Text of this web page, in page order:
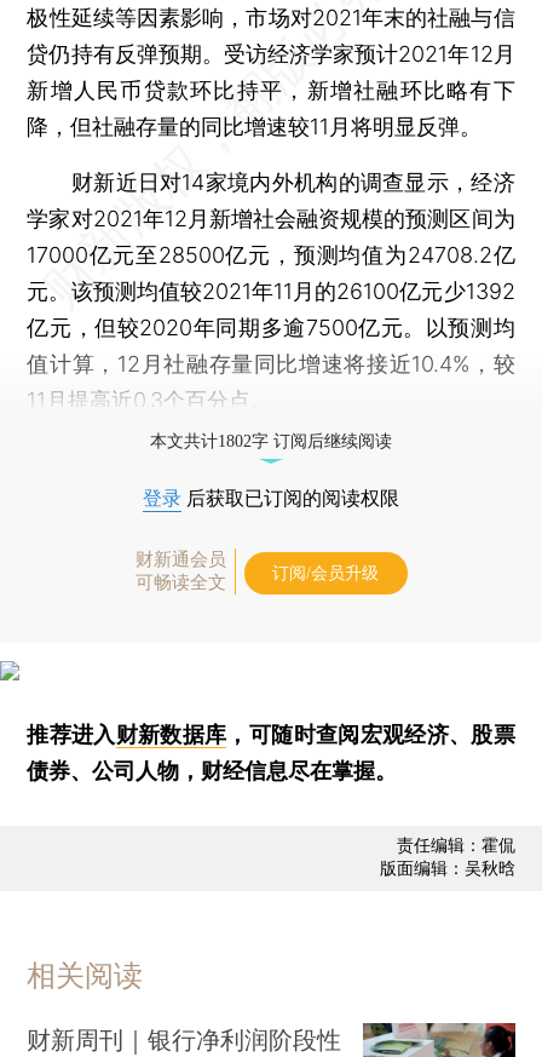
极性延续等因素影响，市场对2021年末的社融与信
贷仍持有反弹预期。受访经济学家预计2021年12月
新增人民币贷款环比持平，新增社融环比略有下
降，但社融存量的同比增速较11月将明显反弹。
财新近日对14家境内外机构的调查显示，经济
学家对2021年12月新增社会融资规模的预测区间为
17000亿元至28500亿元，预测均值为24708.2亿
元。该预测均值较2021年11月的26100亿元少1392
亿元，但较2020年同期多逾7500亿元。以预测均
值计算，12月社融存量同比增速将接近10.4%，较
11月提高近0.3个百分点。
本文共计1802字 订阅后继续阅读
登录 后获取已订阅的阅读权限
财新通会员
可畅读全文
订阅/会员升级
推荐进入财新数据库 ，可随时查阅宏观经济、股票
债券、公司人物，财经信息尽在掌握。
责任编辑：霍侃
版面编辑：吴秋晗
相关阅读
财新周刊｜银行净利润阶段性